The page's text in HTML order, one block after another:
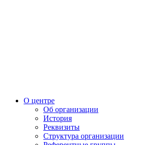
О центре
Об организации
История
Реквизиты
Структура организации